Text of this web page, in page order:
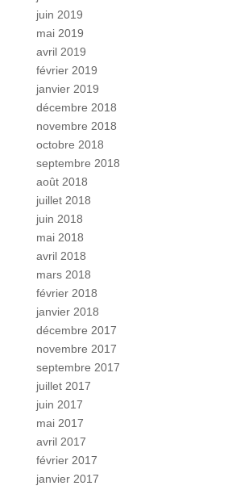
juin 2019
mai 2019
avril 2019
février 2019
janvier 2019
décembre 2018
novembre 2018
octobre 2018
septembre 2018
août 2018
juillet 2018
juin 2018
mai 2018
avril 2018
mars 2018
février 2018
janvier 2018
décembre 2017
novembre 2017
septembre 2017
juillet 2017
juin 2017
mai 2017
avril 2017
février 2017
janvier 2017